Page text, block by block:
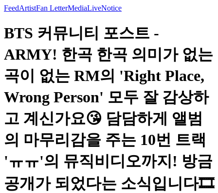
FeedArtistFan LetterMediaLiveNotice
BTS 커뮤니티 포스트 -
ARMY! 한곡 한곡 의미가 없는
곡이 없는 RM의 'Right Place,
Wrong Person' 모두 잘 감상하
고 계신가요😘 담담하게 앨범
의 마무리감을 주는 10번 트랙
'ㅠㅠ'의 뮤직비디오까지! 방금
공개가 되었다는 소식입니다🎞